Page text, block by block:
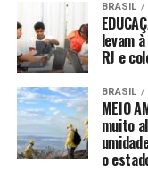
BRASIL
levam
RJ e
BRASIL
MEIO
muito
o